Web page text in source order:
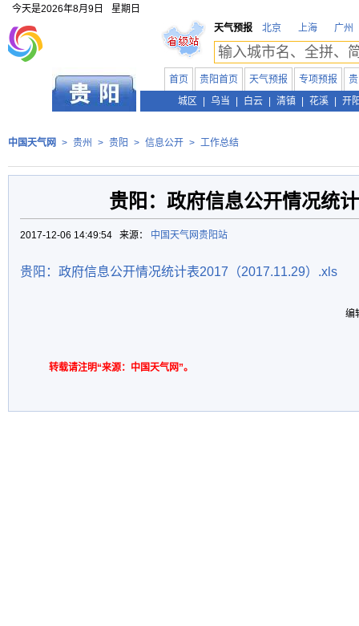
今天是2026年8月9日
星期日
天气预报
北京 上海 广州
首页 贵阳首页 天气预报 专项预报
城区
乌当 白云 清镇 花溪 开
中国天气网 > 贵州 > 贵阳 > 信息公开 > 工作总结
贵阳：政府信息公开情况统
2017-12-06 14:49:54 来源： 中国天气网贵阳站
贵阳：政府信息公开情况统计表2017（2017.11.29）.xls
编
转载请注明“来源：中国天气网”。